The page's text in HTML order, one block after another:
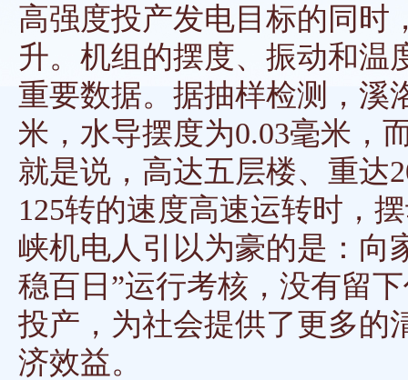
高强度投产发电目标的同时
升。机组的摆度、振动和温
重要数据。据抽样检测，溪
米，水导摆度为0.03毫米，
就是说，高达五层楼、重达
125转的速度高速运转时，
峡机电人引以为豪的是：向
稳百日”运行考核，没有留
投产，为社会提供了更多的
济效益。